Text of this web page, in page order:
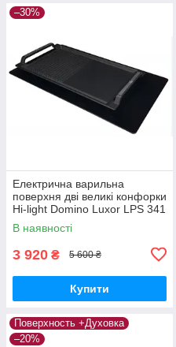
–30%
Електрична варильна
поверхня дві великі конфорки
Hi-light Domino Luxor LPS 341
DL Німеччина
В наявності
3 920 ₴ 5 600 ₴
Купити
Поверхность +Духовка
–20%